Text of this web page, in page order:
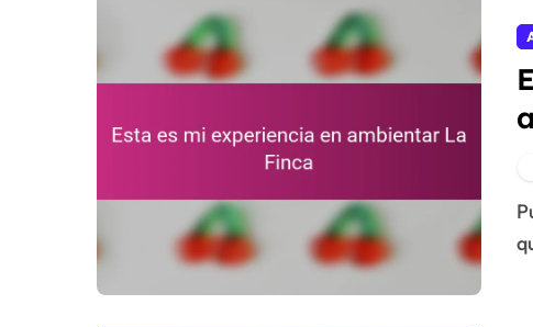
Puntos clave El café en España es un ritual social